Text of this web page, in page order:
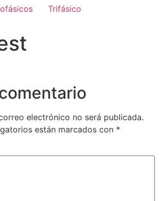
Trifásico
electrónico no será publicada.
están marcados con *